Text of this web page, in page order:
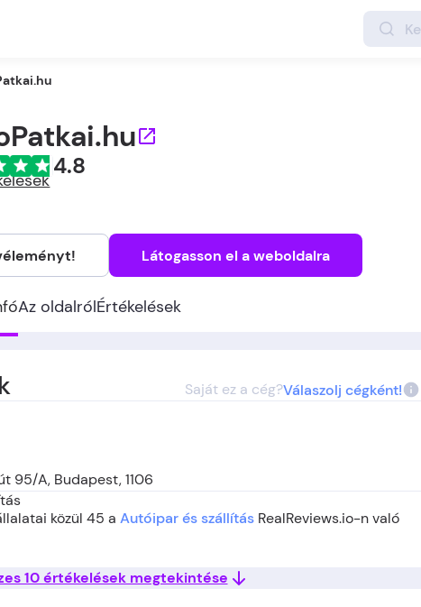
4.8
Látogasson el a weboldalra
Az oldalrólÉrtékelések
Saját ez a cég?Válaszolj cégként!
95/A, Budapest, 1106
közül 45 a Autóipar és szállítás RealReviews.io-n való
10 értékelések megtekintése